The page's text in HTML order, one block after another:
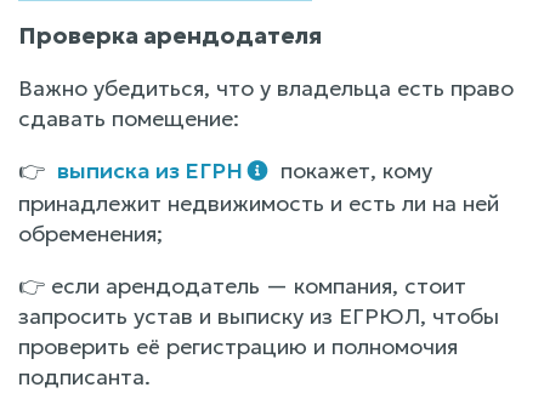
Проверка арендодателя
Важно убедиться, что у владельца есть право
сдавать помещение:
👉 выписка из ЕГРН
покажет, кому
принадлежит недвижимость и есть ли на ней
обременения;
👉 если арендодатель — компания, стоит
запросить устав и выписку из ЕГРЮЛ, чтобы
проверить её регистрацию и полномочия
подписанта.